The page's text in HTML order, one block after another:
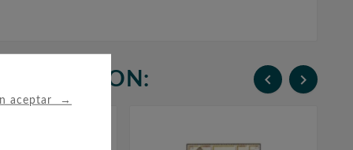
aceptar →
 